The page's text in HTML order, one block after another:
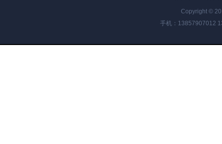
Copyright ©
手机：13857907012